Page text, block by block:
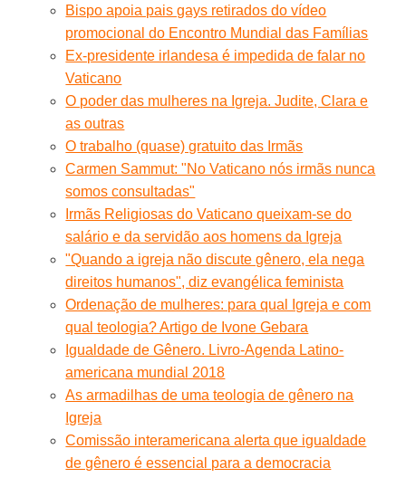
Bispo apoia pais gays retirados do vídeo
promocional do Encontro Mundial das Famílias
Ex-presidente irlandesa é impedida de falar no
Vaticano
O poder das mulheres na Igreja. Judite, Clara e
as outras
O trabalho (quase) gratuito das Irmãs
Carmen Sammut: "No Vaticano nós irmãs nunca
somos consultadas"
Irmãs Religiosas do Vaticano queixam-se do
salário e da servidão aos homens da Igreja
"Quando a igreja não discute gênero, ela nega
direitos humanos", diz evangélica feminista
Ordenação de mulheres: para qual Igreja e com
qual teologia? Artigo de Ivone Gebara
Igualdade de Gênero. Livro-Agenda Latino-
americana mundial 2018
As armadilhas de uma teologia de gênero na
Igreja
Comissão interamericana alerta que igualdade
de gênero é essencial para a democracia